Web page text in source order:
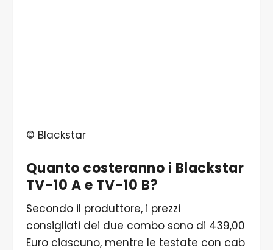
© Blackstar
Quanto costeranno i Blackstar
TV-10 A e TV-10 B?
Secondo il produttore, i prezzi
consigliati dei due combo sono di 439,00
Euro ciascuno, mentre le testate con cab